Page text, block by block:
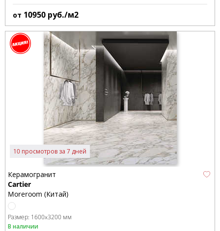
от 10950 руб./м2
10 просмотров за 7 дней
Керамогранит
Cartier
Moreroom (Китай)
Размер: 1600x3200 мм
В наличии